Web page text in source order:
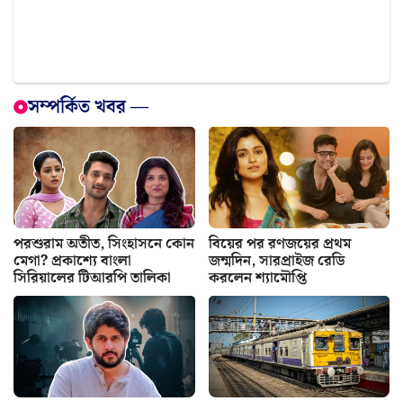
সম্পর্কিত খবর —
পরশুরাম অতীত, সিংহাসনে কোন
মেগা? প্রকাশ্যে বাংলা
সিরিয়ালের টিআরপি তালিকা
বিয়ের পর রণজয়ের প্রথম
জন্মদিন, সারপ্রাইজ রেডি
করলেন শ্যামৌপ্তি